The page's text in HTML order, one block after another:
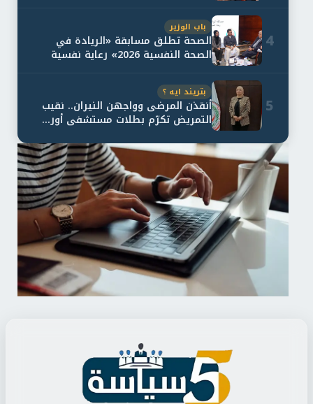
4
باب الوزير
الصحة تطلق مسابقة «الريادة في
الصحة النفسية 2026» رعاية نفسية
5
بتريند ايه ؟
أنقذن المرضى وواجهن النيران.. نقيب
التمريض تكرّم بطلات مستشفى أور...